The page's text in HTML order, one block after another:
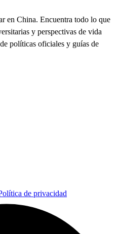
en China. Encuentra todo lo que
y perspectivas de vida
políticas oficiales y guías de
de privacidad